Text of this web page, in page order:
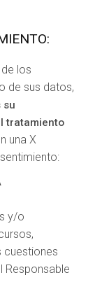
los
de sus datos,
su
tratamiento
una X
y/o
cuestiones
Responsable